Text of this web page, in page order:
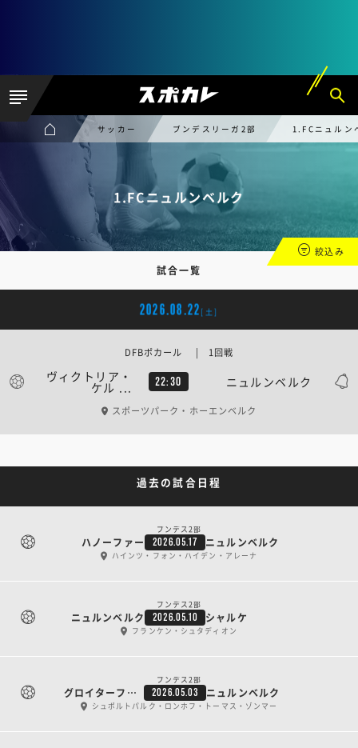
サッカー ブンデスリーガ2部 1.FCニュルン
1.FCニュルンベルク
試合一覧
絞込み
2026.08.22 [土]
ヴィクトリア・
ケル ... 22:30 ニュルンベルク
DFBポカール | 1回戦
スポーツパーク・ホーエンベルク
過去の試合日程
ブンデス2部
ハノーファー 2026.05.17 ニュルンベルク
ハインツ・フォン・ハイデン・アレーナ
ブンデス2部
ニュルンベルク 2026.05.10 シャルケ
フランケン・シュタディオン
ブンデス2部
グロイターフュルト 2026.05.03 ニュルンベルク
シュポルトパルク・ロンホフ・トーマス・ゾンマー